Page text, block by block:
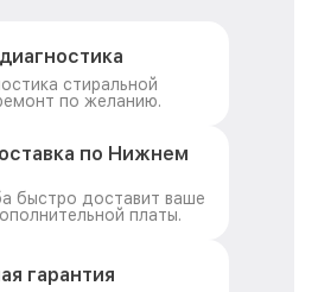
стиральной
по желанию.
по Нижнем
быстро доставит ваше
платы.
гарантия